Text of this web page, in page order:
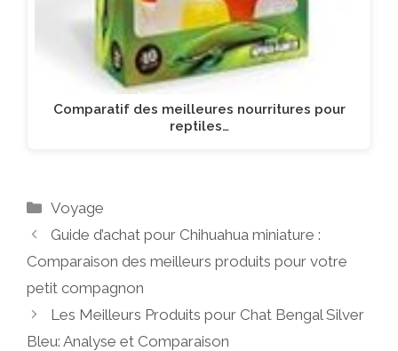
Comparatif des meilleures nourritures pour
reptiles…
Catégories
Voyage
Guide d’achat pour Chihuahua miniature :
Comparaison des meilleurs produits pour votre
petit compagnon
Les Meilleurs Produits pour Chat Bengal Silver
Bleu: Analyse et Comparaison